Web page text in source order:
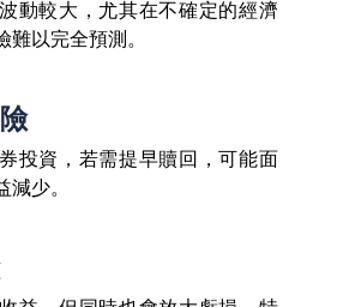
動較大，尤其在不確定的經濟
以完全預測。
投資，若需提早贖回，可能面
少。